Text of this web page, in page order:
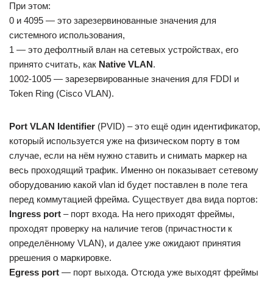
При этом:
0 и 4095 — это зарезервинованные значения для
системного использования,
1 — это дефолтный влан на сетевых устройствах, его
принято считать, как Native VLAN.
1002-1005 — зарезервированные значения для FDDI и
Token Ring (Cisco VLAN).
Port VLAN Identifier (PVID) – это ещё один идентификатор,
который используется уже на физическом порту в том
случае, если на нём нужно ставить и снимать маркер на
весь проходящий трафик. Именно он показывает сетевому
оборудованию какой vlan id будет поставлен в поле тега
перед коммутацией фрейма. Существует два вида портов:
Ingress port – порт входа. На него приходят фреймы,
проходят проверку на наличие тегов (причастности к
определённому VLAN), и далее уже ожидают принятия
ррешения о маркировке.
Egress port — порт выхода. Отсюда уже выходят фреймы